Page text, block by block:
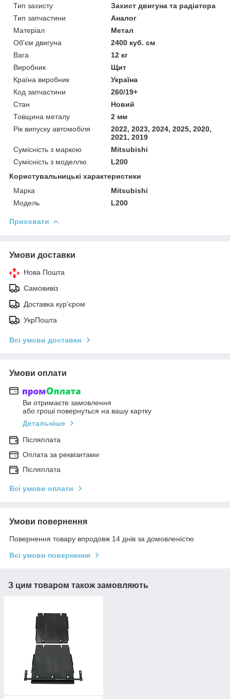
Тип захисту
Захист двигуна та радіатора
Тип запчастини
Аналог
Матеріал
Метал
Об'єм двигуна
2400 куб. см
Вага
12 кг
Виробник
Щит
Країна виробник
Україна
Код запчастини
260/19+
Стан
Новий
Товщина металу
2 мм
Рік випуску автомобіля
2022, 2023, 2024, 2025, 2020,
2021, 2019
Сумісність з маркою
Mitsubishi
Сумісність з моделлю
L200
Користувальницькі характеристики
Марка
Mitsubishi
Модель
L200
Приховати
Умови доставки
Нова Пошта
Самовивіз
Доставка кур'єром
УкрПошта
Всі умови доставки
Умови оплати
Ви отримаєте замовлення
або гроші повернуться на вашу картку
Детальніше
Післяплата
Оплата за реквізитами
Післяплата
Всі умови оплати
Умови повернення
Повернення товару впродовж 14 днів за домовленістю
Всі умови повернення
З цим товаром також замовляють